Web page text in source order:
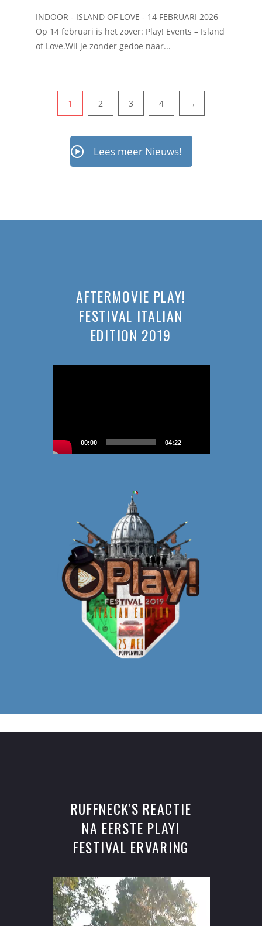
INDOOR - ISLAND OF LOVE - 14 FEBRUARI 2026
Op 14 februari is het zover: Play! Events – Island
of Love.Wil je zonder gedoe naar...
PAGINERING
1 2 3 4 →
Lees meer Nieuws!
AFTERMOVIE PLAY!
FESTIVAL ITALIAN
EDITION 2019
00:00 04:22
RUFFNECK'S REACTIE
NA EERSTE PLAY!
FESTIVAL ERVARING
Videospeler